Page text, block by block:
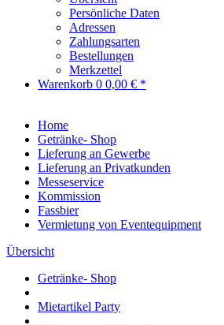
Persönliche Daten
Adressen
Zahlungsarten
Bestellungen
Merkzettel
Warenkorb 0 0,00 € *
Home
Getränke- Shop
Lieferung an Gewerbe
Lieferung an Privatkunden
Messeservice
Kommission
Fassbier
Vermietung von Eventequipment
Übersicht
Getränke- Shop
Mietartikel Party